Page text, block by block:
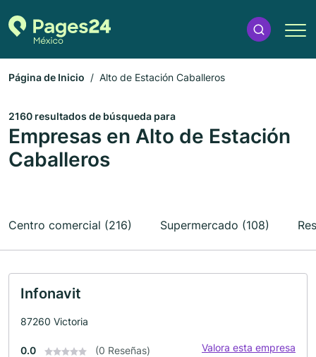
Página de Inicio Alto de Estación Caballeros
2160 resultados de búsqueda para
Empresas en Alto de Estación
Caballeros
Centro comercial (216) Supermercado (108)
Infonavit
87260 Victoria
0.0 (0 Reseñas) Valora esta empresa